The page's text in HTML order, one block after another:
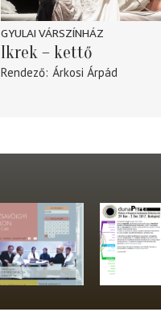
GYULAI VÁRSZÍNHÁZ
Ikrek – kettő
Rendező Árkosi Árpád